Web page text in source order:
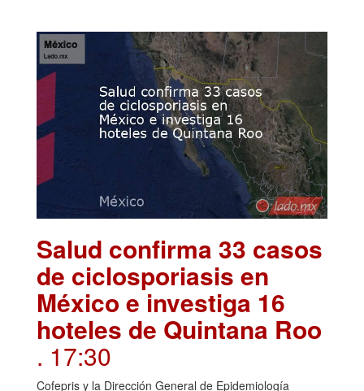
Salud confirma 33 casos
de ciclosporiasis en
México e investiga 16
hoteles de Quintana Roo
. 17:30
Cofepris y la Dirección General de Epidemiología